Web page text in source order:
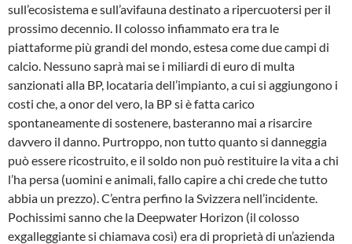
sull’ecosistema e sull’avifauna destinato a ripercuotersi per il
prossimo decennio. Il colosso infiammato era tra le
piattaforme più grandi del mondo, estesa come due campi di
calcio. Nessuno saprà mai se i miliardi di euro di multa
sanzionati alla BP, locataria dell’impianto, a cui si aggiungono i
costi che, a onor del vero, la BP si è fatta carico
spontaneamente di sostenere, basteranno mai a risarcire
davvero il danno. Purtroppo, non tutto quanto si danneggia
può essere ricostruito, e il soldo non può restituire la vita a chi
l’ha persa (uomini e animali, fallo capire a chi crede che tutto
abbia un prezzo). C’entra perfino la Svizzera nell’incidente.
Pochissimi sanno che la Deepwater Horizon (il colosso
exgalleggiante si chiamava così) era di proprietà di un’azienda